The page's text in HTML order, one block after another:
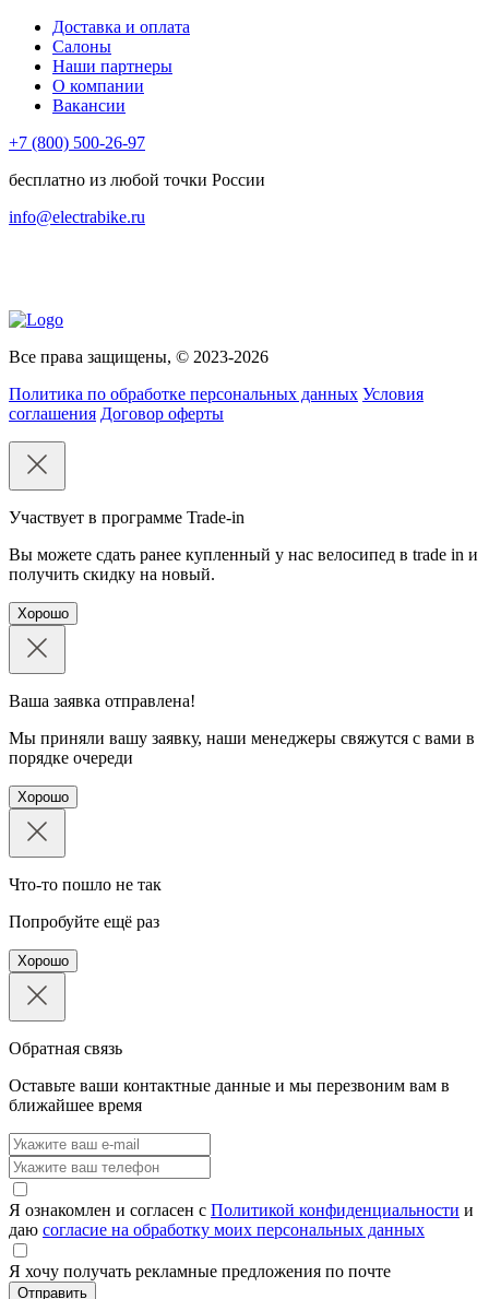
Доставка и оплата
Салоны
Наши партнеры
О компании
Вакансии
+7 (800) 500-26-97
бесплатно из любой точки России
info@electrabike.ru
Все права защищены, © 2023-2026
Политика по обработке персональных данных Условия
соглашения Договор оферты
Участвует в программе Trade-in
Вы можете сдать ранее купленный у нас велосипед в trade in и
получить скидку на новый.
Хорошо
Ваша заявка отправлена!
Мы приняли вашу заявку, наши менеджеры свяжутся с вами в
порядке очереди
Хорошо
Что-то пошло не так
Попробуйте ещё раз
Хорошо
Обратная связь
Оставьте ваши контактные данные и мы перезвоним вам в
ближайшее время
Я ознакомлен и согласен с Политикой конфиденциальности и
даю согласие на обработку моих персональных данных
Я хочу получать рекламные предложения по почте
Отправить